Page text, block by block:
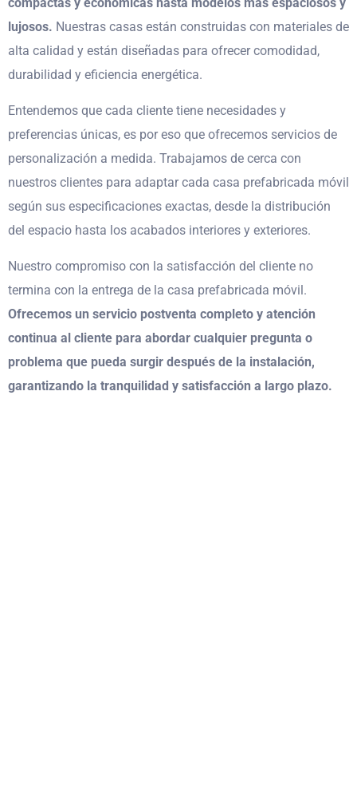
lujosos. Nuestras casas están construidas con materiales de
alta calidad y están diseñadas para ofrecer comodidad,
durabilidad y eficiencia energética.
Entendemos que cada cliente tiene necesidades y
preferencias únicas, es por eso que ofrecemos servicios de
personalización a medida. Trabajamos de cerca con
nuestros clientes para adaptar cada casa prefabricada móvil
según sus especificaciones exactas, desde la distribución
del espacio hasta los acabados interiores y exteriores.
Nuestro compromiso con la satisfacción del cliente no
termina con la entrega de la casa prefabricada móvil.
Ofrecemos un servicio postventa completo y atención
continua al cliente para abordar cualquier pregunta o
problema que pueda surgir después de la instalación,
garantizando la tranquilidad y satisfacción a largo plazo.